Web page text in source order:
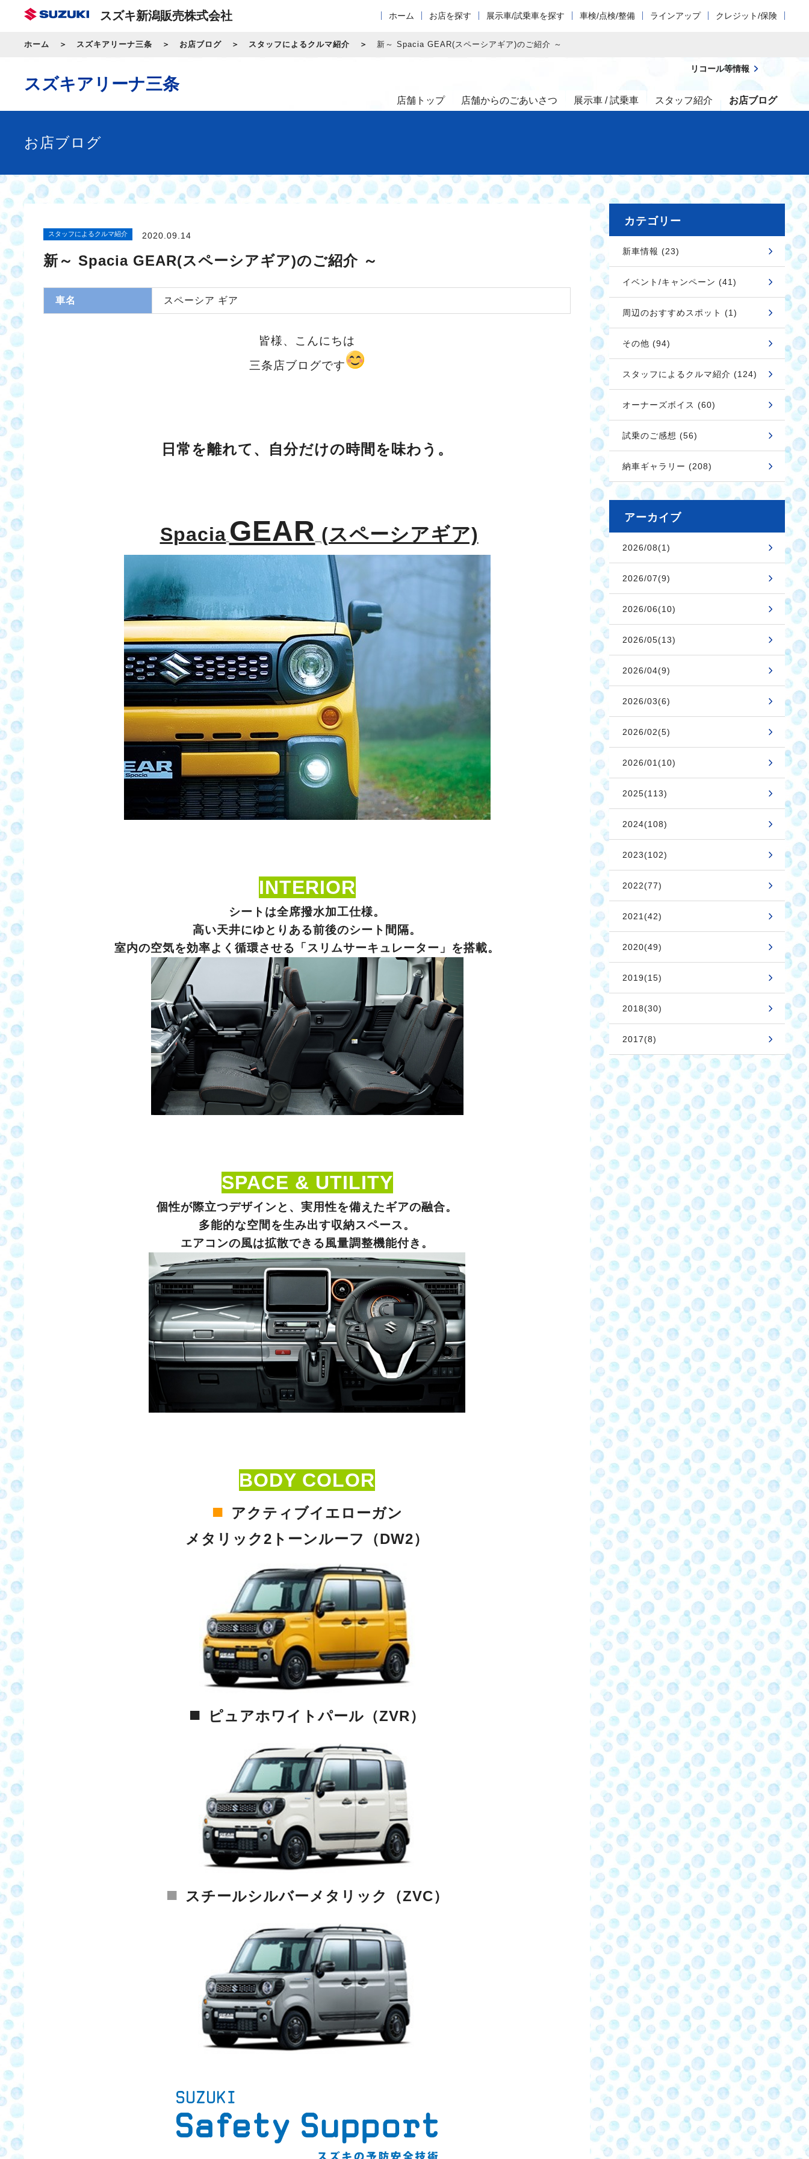
スズキ新潟販売株式会社 ホーム お店を探す 展示車/試乗車を探す 車検/点検/整備 ラインアップ クレジット/保険
ホーム スズキアリーナ三条 お店ブログ スタッフによるクルマ紹介 新～ Spacia GEAR(スペーシアギア)のご紹介 ～
スズキアリーナ三条
店舗トップ 店舗からのごあいさつ 展示車 / 試乗車 スタッフ紹介 お店ブログ
リコール等情報
お店ブログ
スタッフによるクルマ紹介 2020.09.14
新～ Spacia GEAR(スペーシアギア)のご紹介 ～
車名 スペーシア ギア
皆様、こんにちは
三条店ブログです
日常を離れて、自分だけの時間を味わう。
Spacia GEAR (スペーシアギア)
INTERIOR
シートは全席撥水加工仕様。
高い天井にゆとりある前後のシート間隔。
室内の空気を効率よく循環させる「スリムサーキュレーター 」を搭載。
SPACE & UTILITY
個性が際立つデザインと、実用性を備えたギアの融合。
多能的な空間を生み出す収納スペース。
エアコンの風は拡散できる風量調整機能付き。
BODY COLOR
■ アクティブイエローガン
メタリック2トーンルーフ
（DW2）
■ ピュアホワイトパール（ZVR）
■ スチールシルバーメタリック（ZVC）
カテゴリー
新車情報 (23)
イベント/キャンペーン (41)
周辺のおすすめスポット (1)
その他 (94)
スタッフによるクルマ紹介 (124)
オーナーズボイス (60)
試乗のご感想 (56)
納車ギャラリー (208)
アーカイブ
2026/08(1)
2026/07(9)
2026/06(10)
2026/05(13)
2026/04(9)
2026/03(6)
2026/02(5)
2026/01(10)
2025(113)
2024(108)
2023(102)
2022(77)
2021(42)
2020(49)
2019(15)
2018(30)
2017(8)